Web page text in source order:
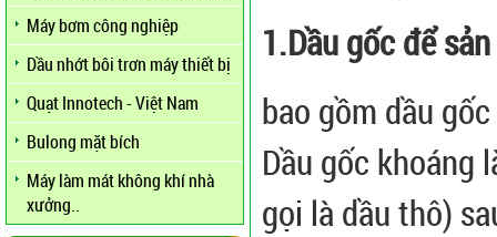
Máy bơm công nghiệp
Dầu nhớt bôi trơn máy thiết bị
Quạt Innotech - Việt Nam
Bulong mặt bích
Máy làm mát không khí nhà
xưởng..
1.Dầu gốc để
bao gồm dầu
Dầu gốc khoáng
gọi là dầu thô)